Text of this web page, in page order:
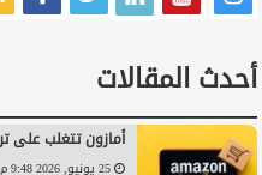
أحدث المقالات
أمازون تتغلب على
25 يونيو, 2026 9:48 م